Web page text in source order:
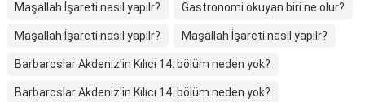
Maşallah İşareti nasıl yapılr? Gastronomi okuyan biri ne olur?
Maşallah İşareti nasıl yapılr? Maşallah İşareti nasıl yapılr?
Barbaroslar Akdeniz'in Kılıcı 14. bölüm neden yok?
Barbaroslar Akdeniz'in Kılıcı 14. bölüm neden yok?